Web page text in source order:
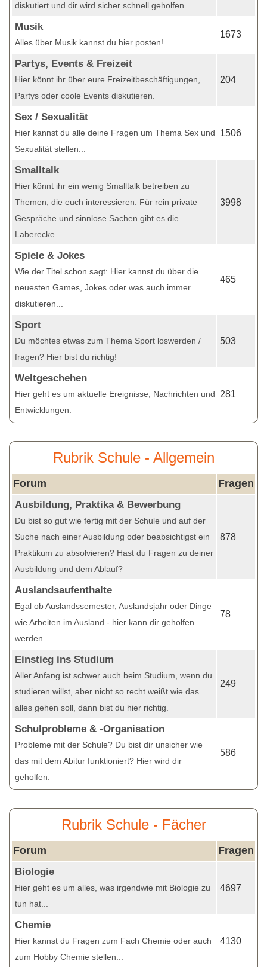
diskutiert und dir wird sicher schnell geholfen...
Musik
Alles über Musik kannst du hier posten!
1673
Partys, Events & Freizeit
Hier könnt ihr über eure Freizeitbeschäftigungen,
Partys oder coole Events diskutieren.
204
Sex / Sexualität
Hier kannst du alle deine Fragen um Thema Sex und
Sexualität stellen...
1506
Smalltalk
Hier könnt ihr ein wenig Smalltalk betreiben zu
Themen, die euch interessieren. Für rein private
Gespräche und sinnlose Sachen gibt es die
Laberecke
3998
Spiele & Jokes
Wie der Titel schon sagt: Hier kannst du über die
neuesten Games, Jokes oder was auch immer
diskutieren...
465
Sport
Du möchtes etwas zum Thema Sport loswerden /
fragen? Hier bist du richtig!
503
Weltgeschehen
Hier geht es um aktuelle Ereignisse, Nachrichten und
Entwicklungen.
281
Rubrik Schule - Allgemein
Forum Fragen
Ausbildung, Praktika & Bewerbung
Du bist so gut wie fertig mit der Schule und auf der
Suche nach einer Ausbildung oder beabsichtigst ein
Praktikum zu absolvieren? Hast du Fragen zu deiner
Ausbildung und dem Ablauf?
878
Auslandsaufenthalte
Egal ob Auslandssemester, Auslandsjahr oder Dinge
wie Arbeiten im Ausland - hier kann dir geholfen
werden.
78
Einstieg ins Studium
Aller Anfang ist schwer auch beim Studium, wenn du
studieren willst, aber nicht so recht weißt wie das
alles gehen soll, dann bist du hier richtig.
249
Schulprobleme & -Organisation
Probleme mit der Schule? Du bist dir unsicher wie
das mit dem Abitur funktioniert? Hier wird dir
geholfen.
586
Rubrik Schule - Fächer
Forum Fragen
Biologie
Hier geht es um alles, was irgendwie mit Biologie zu
tun hat...
4697
Chemie
Hier kannst du Fragen zum Fach Chemie oder auch
zum Hobby Chemie stellen...
4130